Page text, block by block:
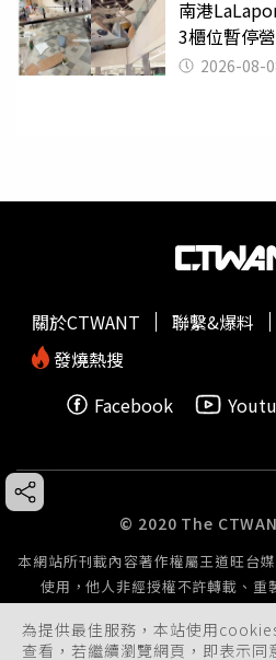
南港
3櫃位暫停
2026-08-
為提供最佳服務，本站使用
查看，若繼續瀏覽網頁，即表示同
關於CTWANT 聯繫&爆料
發燒熱搜
Facebook
© 2020 The
本網站所刊載內容著作權屬王道旺台
使用，他人非經授權不許轉載、重